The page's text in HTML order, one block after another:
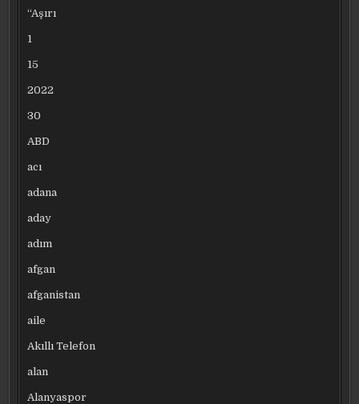
“Aşırı
1
15
2022
30
ABD
acı
adana
aday
adım
afgan
afganistan
aile
Akıllı Telefon
alan
Alanyaspor